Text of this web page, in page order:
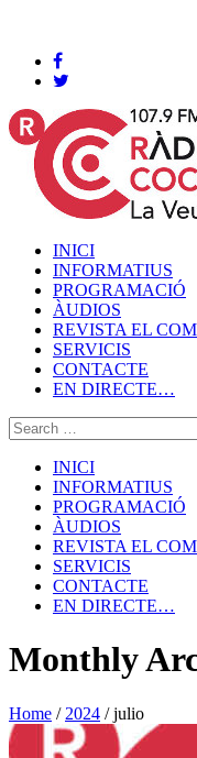
INICI
INFORMATIUS
PROGRAMACIÓ
ÀUDIOS
REVISTA EL
SERVICIS
CONTACTE
EN DIRECTE…
INICI
INFORMATIUS
PROGRAMACIÓ
ÀUDIOS
REVISTA EL
SERVICIS
CONTACTE
EN DIRECTE…
Monthly
Home / 2024 /julio